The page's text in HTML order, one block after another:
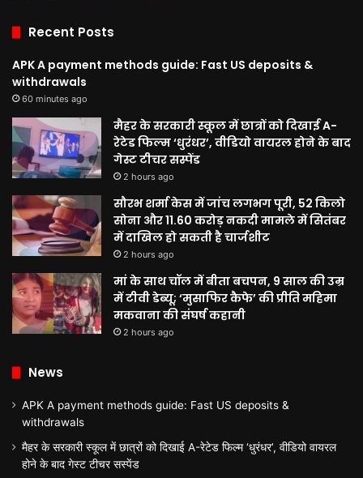
Recent Posts
APK A payment methods guide: Fast US deposits &
withdrawals
60 minutes ago
मैहर के सरकारी स्कूल में छात्रों को दिखाई A-
रेटेड फिल्म ‘धुरंधर’, वीडियो वायरल होने के बाद
गेस्ट टीचर सस्पेंड
2 hours ago
सौरभ शर्मा केस में जांच लगभग पूरी, 52 किलो
सोना और 11.60 करोड़ नकदी मामले में सितंबर
में दाखिल हो सकती है चार्जशीट
2 hours ago
मां के साथ चॉल में बीता बचपन, 9 साल की उम्र
में टीवी डेब्यू; ‘मुसाफिर कैफे’ की प्रीति महिमा
मकवाना की संघर्ष कहानी
2 hours ago
News
APK A payment methods guide: Fast US deposits &
withdrawals
मैहर के सरकारी स्कूल में छात्रों को दिखाई A-रेटेड फिल्म ‘धुरंधर’, वीडियो वायरल
होने के बाद गेस्ट टीचर सस्पेंड